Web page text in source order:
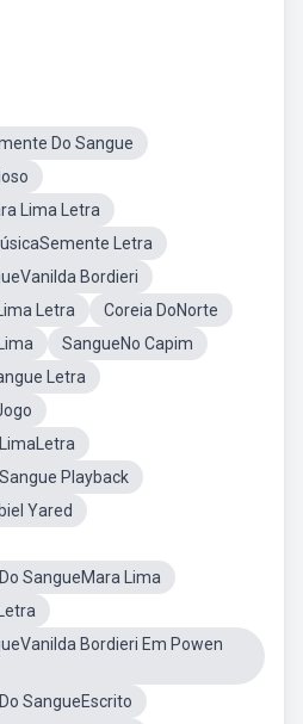
Do Sangue
Lima Letra
Letra
Bordieri
Letra
Coreia DoNorte
SangueNo Capim
Letra
Playback
Yared
SangueMara Lima
Bordieri Em Powen
SangueEscrito